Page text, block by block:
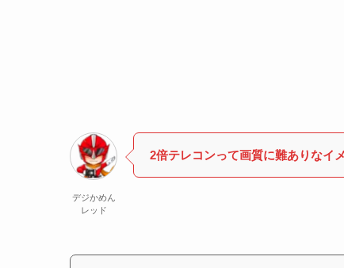
デジかめん
レッド
2倍テレコンって画質に難ありなイ